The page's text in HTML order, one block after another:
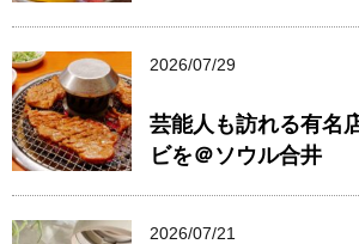
2026/07/29
芸能人も訪れる有名
ビを＠ソウル合井
2026/07/21